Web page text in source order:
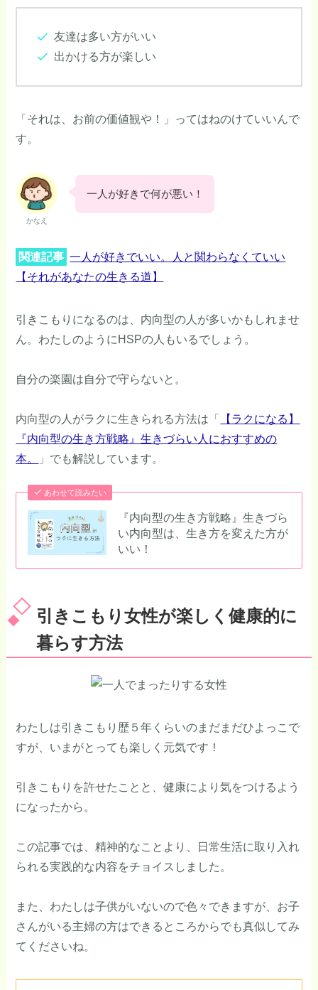
友達は多い方がいい
出かける方が楽しい
「それは、お前の価値観や！」ってはねのけていいんで
す。
かなえ
一人が好きで何が悪い！
関連記事 一人が好きでいい。人と関わらなくていい
【それがあなたの生きる道】
引きこもりになるのは、内向型の人が多いかもしれませ
ん。わたしのようにHSPの人もいるでしょう。
自分の楽園は自分で守らないと。
内向型の人がラクに生きられる方法は「
【ラクになる】
『内向型の生き方戦略』生きづらい人におすすめの
本。
」でも解説しています。
あわせて読みたい
『内向型の生き方戦略』生きづら
い内向型は、生き方を変えた方が
いい！
引きこもり女性が楽しく健康的に
暮らす方法
わたしは引きこもり歴５年くらいのまだまだひよっこで
すが、いまがとっても楽しく元気です！
引きこもりを許せたことと、健康により気をつけるよう
になったから。
この記事では、精神的なことより、日常生活に取り入れ
られる実践的な内容をチョイスしました。
また、わたしは子供がいないので色々できますが、お子
さんがいる主婦の方はできるところからでも真似してみ
てくださいね。